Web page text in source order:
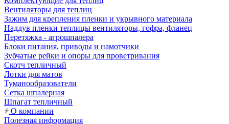
Вентиляторы для теплиц
Зажим для крепления пленки и укрывного материала
Наддув пленки теплицы вентиляторы, гофра, фланец
Перетяжка - агрошпалера
Блоки питания, приводы и намотчики
Зубчатые рейки и опоры для проветривания
Скотч тепличный
Лотки для матов
Туманообразователи
Сетка шпалерная
Шпагат тепличный
О компании
Полезная информация